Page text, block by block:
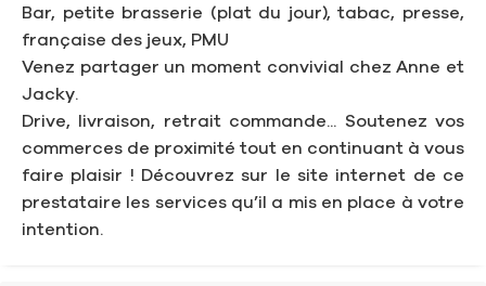
Bar, petite brasserie (plat du jour), tabac, presse,
française des jeux, PMU
Venez partager un moment convivial chez Anne et
Jacky.
Drive, livraison, retrait commande... Soutenez vos
commerces de proximité tout en continuant à vous
faire plaisir ! Découvrez sur le site internet de ce
prestataire les services qu’il a mis en place à votre
intention.